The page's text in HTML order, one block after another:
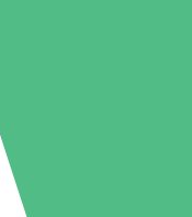
verplichting